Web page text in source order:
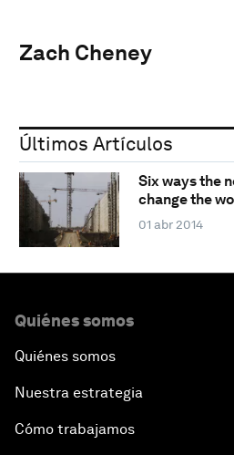
Zach Cheney
Últimos Artículos
Six ways the
change the
01 abr 2014
Quiénes somos
Quiénes somos
Nuestra estrategia
Cómo trabajamos